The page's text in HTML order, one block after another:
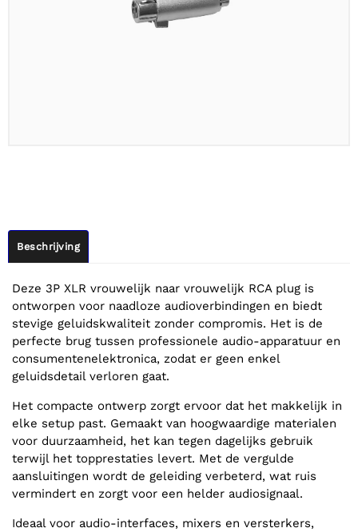
Beschrijving
Deze 3P XLR vrouwelijk naar vrouwelijk RCA plug is
ontworpen voor naadloze audioverbindingen en biedt
stevige geluidskwaliteit zonder compromis. Het is de
perfecte brug tussen professionele audio-apparatuur en
consumentenelektronica, zodat er geen enkel
geluidsdetail verloren gaat.
Het compacte ontwerp zorgt ervoor dat het makkelijk in
elke setup past. Gemaakt van hoogwaardige materialen
voor duurzaamheid, het kan tegen dagelijks gebruik
terwijl het topprestaties levert. Met de vergulde
aansluitingen wordt de geleiding verbeterd, wat ruis
vermindert en zorgt voor een helder audiosignaal.
Ideaal voor audio-interfaces, mixers en versterkers,